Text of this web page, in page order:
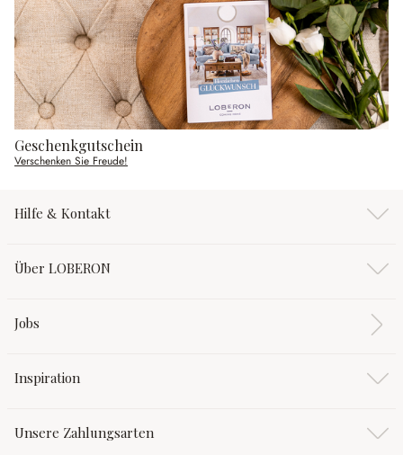
Geschenkgutschein
Verschenken Sie Freude!
Hilfe & Kontakt
Über LOBERON
Jobs
Inspiration
Unsere Zahlungsarten